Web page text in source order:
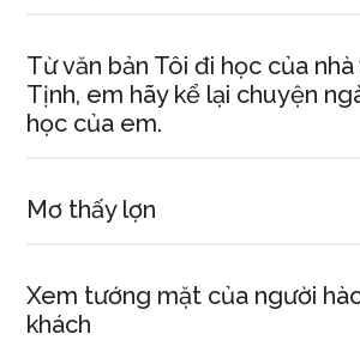
Từ văn bản Tôi đi học của nhà
Tịnh, em hãy kể lại chuyện
học của em.
Mơ thấy lợn
Xem tướng mặt của người
khách